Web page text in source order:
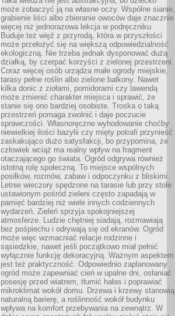
może zobaczyć ją na własne oczy. Wspólne sianie,
grabienie liści albo zbieranie owoców daje znacznie
więcej niż jednorazowa lekcja w podręczniku.
Buduje też więź z przyrodą, która w przyszłości
może przełożyć się na większą odpowiedzialność
ekologiczną. Nie trzeba jednak dysponować dużą
działką, by czerpać korzyści z zielonej przestrzeni.
Coraz więcej osób urządza małe ogrody miejskie,
tarasy pełne roślin albo zielone balkony. Nawet
kilka donic z ziołami, pomidorami czy lawendą
może zmienić charakter miejsca i sprawić, że
stanie się ono bardziej osobiste. Troska o taką
przestrzeń pomaga zwolnić i daje poczucie
sprawczości. Własnoręczne wyhodowanie choćby
niewielkiej ilości bazylii czy mięty potrafi przynieść
zaskakująco dużo satysfakcji, bo przypomina, że
człowiek wciąż ma realny wpływ na fragment
otaczającego go świata. Ogród odgrywa również
istotną rolę społeczną. To miejsce wspólnych
posiłków, rozmów, zabaw i odpoczynku z bliskimi.
Letnie wieczory spędzone na tarasie lub przy stole
ustawionym pośród zieleni często zapadają w
pamięć bardziej niż wiele innych codziennych
wydarzeń. Zieleń sprzyja spokojniejszej
atmosferze. Ludzie chętniej siadają, rozmawiają
bez pośpiechu i odrywają się od ekranów. Ogród
może więc wzmacniać relacje rodzinne i
sąsiedzkie, nawet jeśli początkowo miał pełnić
wyłącznie funkcję dekoracyjną. Ważnym aspektem
jest też praktyczność. Odpowiednio zaplanowany
ogród może zapewniać cień w upalne dni, osłaniać
posesję przed wiatrem, tłumić hałas i poprawiać
mikroklimat wokół domu. Drzewa i krzewy stanowią
naturalną barierę, a roślinność wokół budynku
wpływa na komfort przebywania na zewnątrz. W